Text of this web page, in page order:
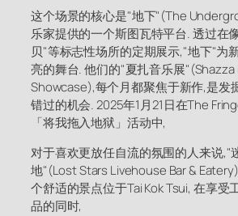
这个场景的核心是"地下"(The
乐家提供的一个斯图瓦特平台. 透过在
贝"等标志性场所的定期展示,"地下"为
亮的舞台. 他们的"夏扎音乐展
Showcase),每个月都聚焦于新作,是发
错过的机会. 2025年1月21日在The
「将我拖入地狱」活动中,
对于喜欢更放任自流的氛围的人来说,"
地"(Lost Stars Livehouse Bar &
个舒适的景点位于Tai Kok Tsui, 在享受
品的同时,